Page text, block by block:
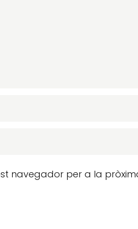
navegador per a la